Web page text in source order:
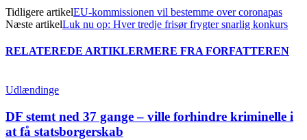
Tidligere artikelEU-kommissionen vil bestemme over coronapas
Næste artikelLuk nu op: Hver tredje frisør frygter snarlig konkurs
RELATEREDE ARTIKLERMERE FRA FORFATTEREN
Udlændinge
DF stemt ned 37 gange – ville forhindre kriminelle i
at få statsborgerskab